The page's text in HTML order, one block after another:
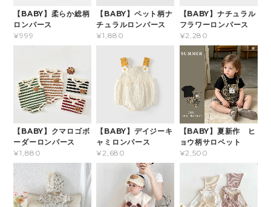
【BABY】柔らか総柄
ロンパース
¥999
【BABY】ペット柄ナ
チュラルロンパース
¥1,880
【BABY】ナチュラル
フラワーロンパース
¥2,280
【BABY】クマロゴボ
ーダーロンパース
¥1,880
【BABY】デイジーキ
ャミロンパース
¥2,680
【BABY】夏新作 ヒ
ョウ柄サロペット
¥2,500